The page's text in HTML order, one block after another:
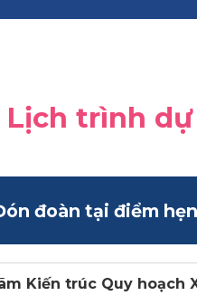
Lịch trình dự
đoàn tại điểm hẹn
Kiến trúc Quy hoạch